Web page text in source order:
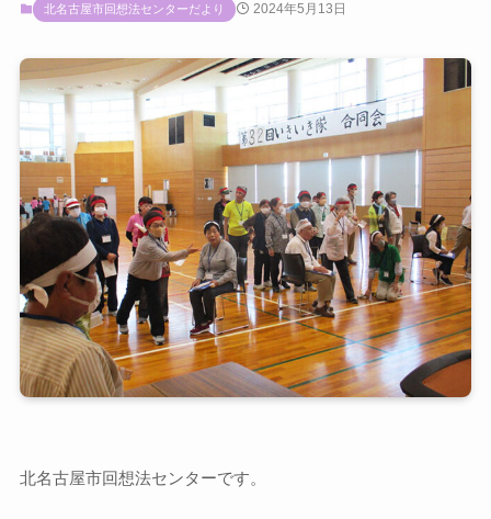
北名古屋市回想法センターだより 2024年5月13日
北名古屋市回想法センターです。